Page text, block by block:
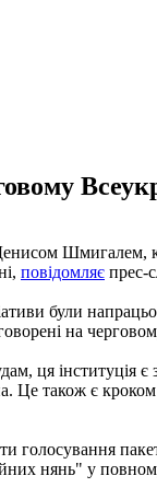
Шмигалем,
повідомляє прес-
були
на
ця
також є
голосування
нянь" у